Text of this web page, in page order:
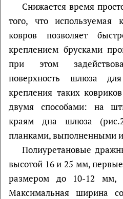
Снижается время
того, что используемая
ковров позволяет
креплением брусками
при этом
поверхность шлюза
крепления таких
двумя способами: на
краям дна шлюза
планками, выполненными
Полиуретановые
высотой 16 и 25 мм,
размером до 10-12
Максимальная ширина